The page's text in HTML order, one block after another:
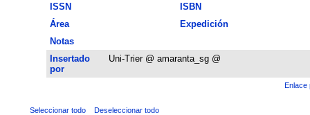
ISSN
ISBN
Área
Expedición
Notas
Insertado
por
Uni-Trier @ amaranta_sg @
Enlace
Seleccionar todo Deseleccionar todo